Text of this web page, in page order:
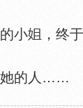
小 ，终
的人……